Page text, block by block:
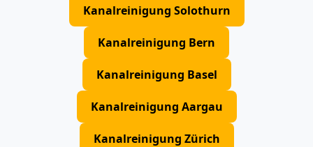
Kanalreinigung Solothurn
Kanalreinigung Bern
Kanalreinigung Basel
Kanalreinigung Aargau
Kanalreinigung Zürich